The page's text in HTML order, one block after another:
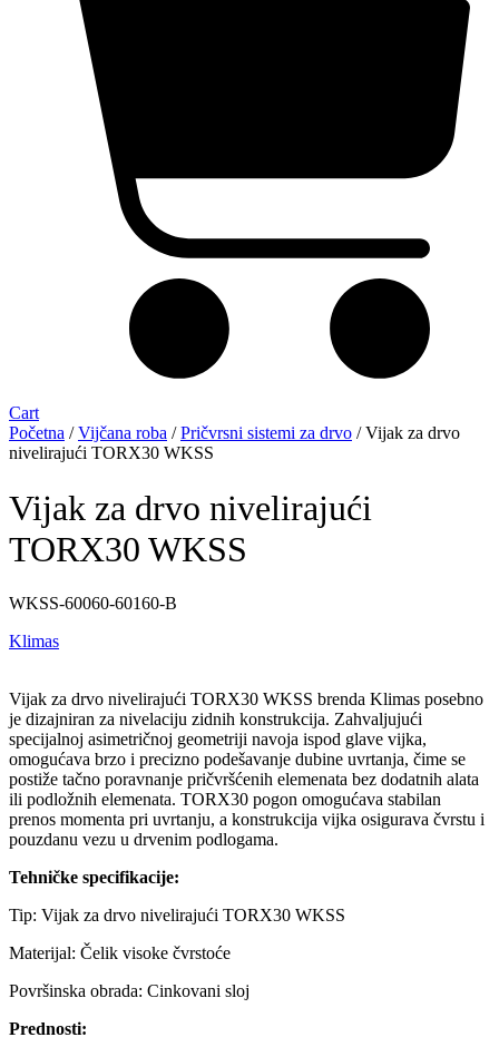
Cart
Početna /Vijčana roba /Pričvrsni sistemi za drvo / Vijak za drvo
nivelirajući TORX30 WKSS
Vijak za drvo nivelirajući
TORX30 WKSS
WKSS-60060-60160-B
Klimas
Vijak za drvo nivelirajući TORX30 WKSS brenda Klimas posebno
je dizajniran za nivelaciju zidnih konstrukcija. Zahvaljujući
specijalnoj asimetričnoj geometriji navoja ispod glave vijka,
omogućava brzo i precizno podešavanje dubine uvrtanja, čime se
postiže tačno poravnanje pričvršćenih elemenata bez dodatnih alata
ili podložnih elemenata. TORX30 pogon omogućava stabilan
prenos momenta pri uvrtanju, a konstrukcija vijka osigurava čvrstu i
pouzdanu vezu u drvenim podlogama.
Tehničke specifikacije:
Tip: Vijak za drvo nivelirajući TORX30 WKSS
Materijal: Čelik visoke čvrstoće
Površinska obrada: Cinkovani sloj
Prednosti: